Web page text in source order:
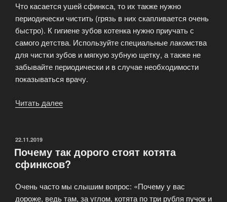
Что касается ушей сфинкса, то их также нужно
периодически чистить (грязь в них скапливается очень
быстро). К гигиене зубов котенка нужно приучать с
самого детства. Используйте специальные лакомства
для чистки зубов и мягкую зубную щетку, а также не
забывайте периодически и в случае необходимости
показываться врачу.
Читать далее
за
Сфинксами»
ОПУБЛИКОВАНО
22.11.2019
Почему так дорого стоят котята
сфинксов?
Очень часто мы слышим вопрос: «Почему у вас
дороже, ведь там, за углом, котята по три рубля пучок и